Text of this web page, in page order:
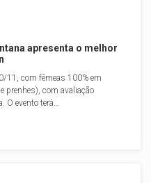
apresenta o melhor
11, com fêmeas 100% em
prenhes), com avaliação
O evento terá…